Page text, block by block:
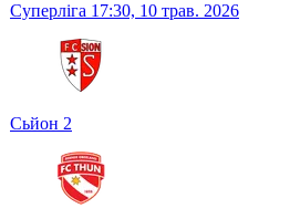
Суперліга 17:30, 10 трав. 2026
Сьйон 2